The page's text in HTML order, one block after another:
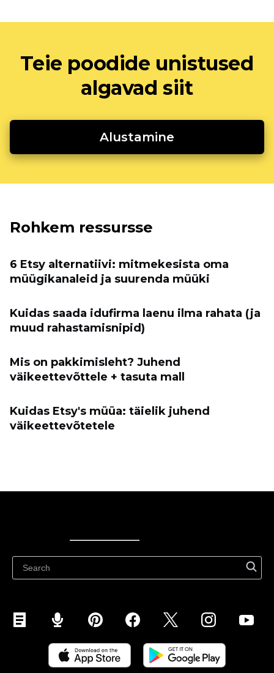
Teie poodide unistused
algavad siit
Alustamine
Rohkem ressursse
6 Etsy alternatiivi: mitmekesista oma
müügikanaleid ja suurenda müüki
Kuidas saada idufirma laenu ilma rahata (ja
muud rahastamisnipid)
Mis on pakkimisleht? Juhend
väikeettevõttele + tasuta mall
Kuidas Etsy's müüa: täielik juhend
väikeettevõtetele